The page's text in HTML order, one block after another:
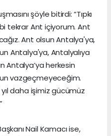
şöyle bitirdi: “Tıpkı
tekrar Ant içiyorum. Ant
Ant olsun Antalya'ya,
Antalya'ya, Antalyalıya
Antalya’ya herkesin
vazgeçmeyeceğim.
daha işimiz gücümüz
Nail Kamacı ise,